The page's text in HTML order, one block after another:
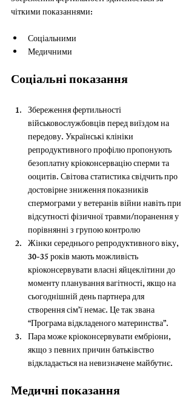
чіткими показаннями:
Соціальними
Медичними
Соціальні показання
Збереження фертильності
військовослужбовців перед виїздом на
передову. Українські клініки
репродуктивного профілю пропонують
безоплатну кріоконсервацію сперми та
ооцитів. Світова статистика свідчить про
достовірне зниження показників
спермограми у ветеранів війни навіть при
відсутності фізичної травми/поранення у
порівнянні з групою контролю
Жінки середнього репродуктивного віку,
30-35 років мають можливість
кріоконсервувати власні яйцеклітини до
моменту планування вагітності, якщо на
сьогоднішній день партнера для
створення сім’ї немає. Це так звана
“Програма відкладеного материнства”.
Пара може кріоконсервувати ембріони,
якщо з певних причин батьківство
відкладається на невизначене майбутнє.
Медичні показання